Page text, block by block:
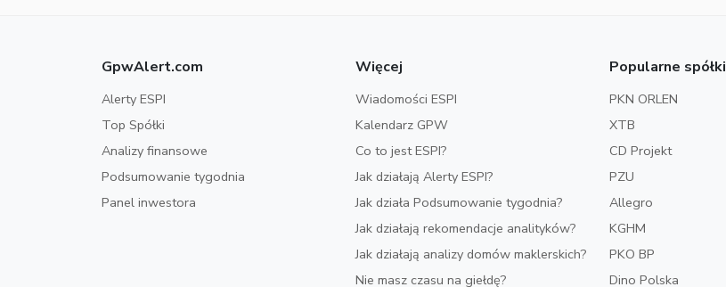
GpwAlert.com
Alerty ESPI
Top Spółki
Analizy finansowe
Podsumowanie tygodnia
Panel inwestora
Więcej
Wiadomości ESPI
Kalendarz GPW
Co to jest ESPI?
Jak działają Alerty ESPI?
Jak działa Podsumowanie tygodnia?
Jak działają rekomendacje analityków?
Jak działają analizy domów maklerskich?
Nie masz czasu na giełdę?
Popularne spółki
PKN ORLEN
XTB
CD Projekt
PZU
Allegro
KGHM
PKO BP
Dino Polska